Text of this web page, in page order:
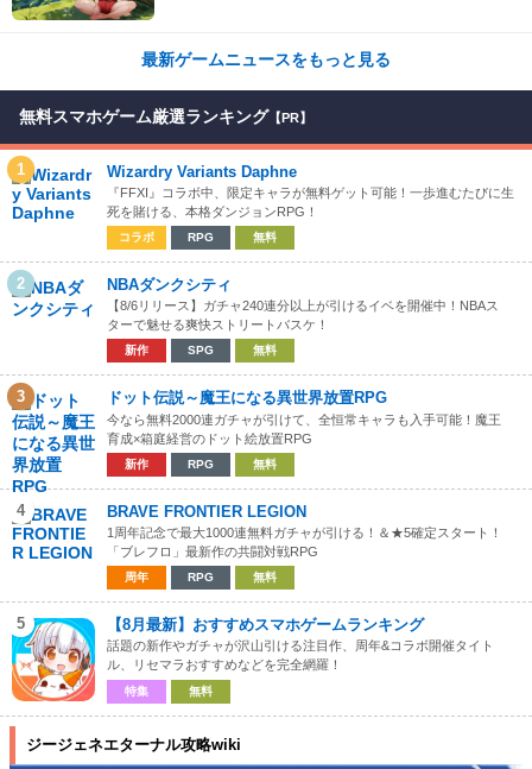
最新ゲームニュースをもっと見る
無料スマホゲーム厳選ランキング 【PR】
1 Wizardry Variants Daphne
『FFXI』コラボ中、限定キャラが無料ゲット可能！一歩進むたびに生
死を賭ける、本格ダンジョンRPG！
コラボ RPG 無料
2 NBAダンクシティ
【8/6リリース】ガチャ240連分以上が引けるイベを開催中！NBAス
ターで魅せる爽快ストリートバスケ！
新作 SPG 無料
3 ドット伝説～魔王になる異世界放置RPG
今なら無料2000連ガチャが引けて、全恒常キャラも入手可能！魔王
育成×箱庭経営のドット絵放置RPG
新作 RPG 無料
4 BRAVE FRONTIER LEGION
1周年記念で最大1000連無料ガチャが引ける！＆★5確定スタート！
「ブレフロ」最新作の共闘対戦RPG
周年 RPG 無料
5 【8月最新】おすすめスマホゲームランキング
話題の新作やガチャが沢山引ける注目作、周年&コラボ開催タイト
ル、リセマラおすすめなどを完全網羅！
特集 無料
ジージェネエターナル攻略wiki